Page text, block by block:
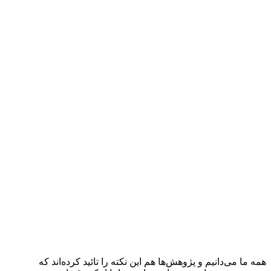
همه ما می‌دانیم و پژوهش‌ها هم این نکته را تائید کرده‌اند که